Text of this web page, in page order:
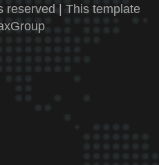
reserved | This template